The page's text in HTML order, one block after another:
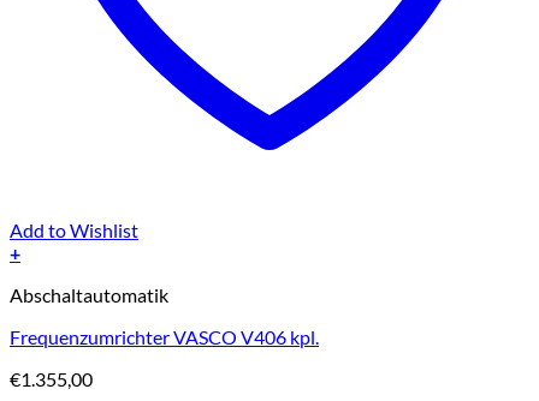
Add to Wishlist
+
Abschaltautomatik
Frequenzumrichter VASCO V406 kpl.
€1.355,00